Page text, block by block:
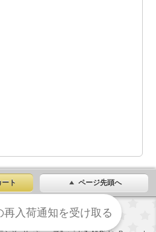
ート ページ先頭へ
マートフォン |PC版
再入荷通知を受け取る